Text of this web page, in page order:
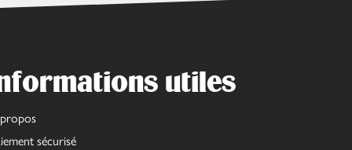
utiles
sécurisé